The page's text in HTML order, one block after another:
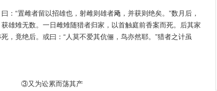
：“置雌者留以招雄也，射雌则雄者飏，并获则绝矣。”数月后，
雄雉无数。一日雌雉随猎者归家，以首触庭前香案而死。后其家
，竟绝后。或曰：“人莫不爱其伉俪，鸟亦然耶。”猎者之计虽
③又为讼累而荡其产